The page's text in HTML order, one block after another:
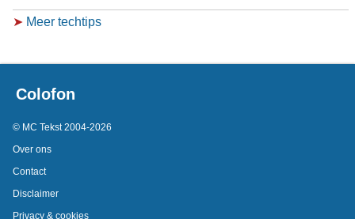
➤ Meer techtips
Colofon
© MC Tekst 2004-2026
Over ons
Contact
Disclaimer
Privacy & cookies